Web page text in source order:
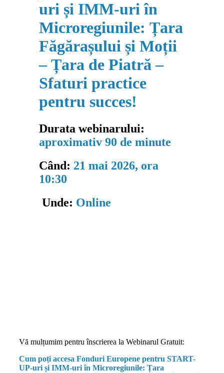
uri și IMM-uri în
Microregiunile: Țara
Făgărașului și Moții
– Țara de Piatră –
Sfaturi practice
pentru succes!
Durata webinarului:
aproximativ 90 de minute
Când: 21 mai 2026, ora
10:30
Unde: Online
Vă mulțumim pentru înscrierea la Webinarul Gratuit:
Cum poți accesa Fonduri Europene pentru START-
UP-uri și IMM-uri în Microregiunile: Țara